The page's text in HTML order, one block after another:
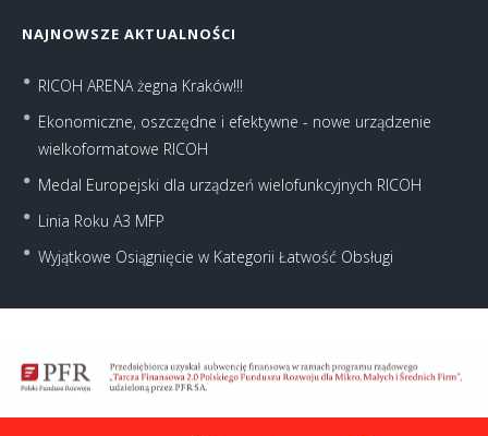
NAJNOWSZE AKTUALNOŚCI
RICOH ARENA żegna Kraków!!!
Ekonomiczne, oszczędne i efektywne - nowe urządzenie
wielkoformatowe RICOH
Medal Europejski dla urządzeń wielofunkcyjnych RICOH
Linia Roku A3 MFP
Wyjątkowe Osiągnięcie w Kategorii Łatwość Obsługi